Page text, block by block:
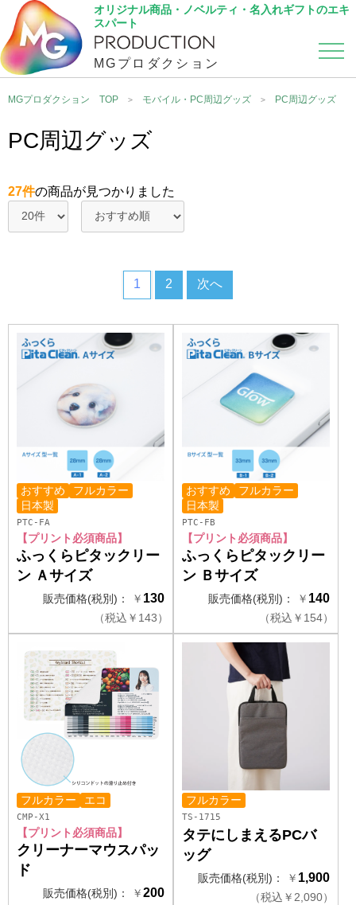
オリジナル商品・ノベルティ・名入れギフトのエキ
スパート
MGプロダクション
カテゴリから選ぶ こだわり検索
MGプロダクション TOP モバイル・PC周辺グッズ PC周辺グッズ
PC周辺グッズ
27件の商品が見つかりました
1 2 次へ
おすすめ
フルカラー
日本製
PTC-FA
【プリント必須商品】
ふっくらピタックリー
ン Ａサイズ
販売価格(税別)： ￥ 130
（税込 ￥ 143）
おすすめ
フルカラー
日本製
PTC-FB
【プリント必須商品】
ふっくらピタックリー
ン Ｂサイズ
販売価格(税別)： ￥ 140
（税込 ￥ 154）
フルカラー エコ
CMP-X1
【プリント必須商品】
クリーナーマウスパッ
ド
販売価格(税別)： ￥200
フルカラー
TS-1715
タテにしまえるPCバ
ッグ
販売価格(税別)： ￥ 1,900
（税込 ￥2,090）